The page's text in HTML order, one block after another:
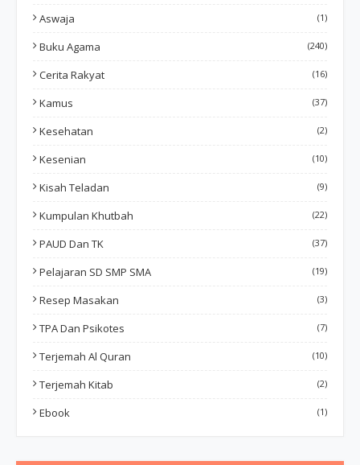
Aswaja (1)
Buku Agama (240)
Cerita Rakyat (16)
Kamus (37)
Kesehatan (2)
Kesenian (10)
Kisah Teladan (9)
Kumpulan Khutbah (22)
PAUD Dan TK (37)
Pelajaran SD SMP SMA (19)
Resep Masakan (3)
TPA Dan Psikotes (7)
Terjemah Al Quran (10)
Terjemah Kitab (2)
Ebook (1)